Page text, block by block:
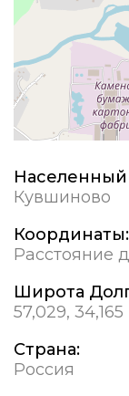
Населенный
Кувшиново
Координаты:
Расстояние
Широта
57,029, 34,165
Страна:
Россия